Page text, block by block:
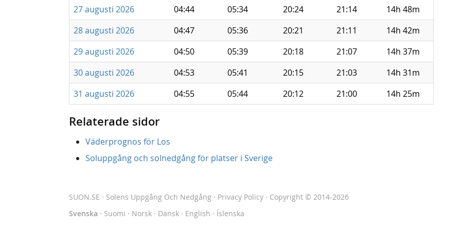
27 augusti 2026
04:44 05:34 20:24 21:14
14h 48m
28 augusti 2026
04:47 05:36 20:21 21:11
14h 42m
29 augusti 2026
04:50 05:39 20:18 21:07
14h 37m
30 augusti 2026
04:53 05:41 20:15 21:03
14h 31m
31 augusti 2026
04:55 05:44 20:12 21:00 14h 25m
Relaterade sidor
Väderprognos för Los
Soluppgång och solnedgång för platser i Sverige
SUON.SE · Solens Uppgång Och Nedgång · Privacy Policy · Copyright © 2014-2026
Svenska · Suomi · Norsk · Dansk · English · Íslenska